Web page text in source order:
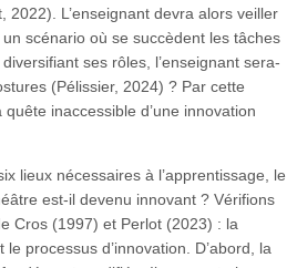
2022). L’enseignant devra alors veiller
scénario où se succèdent les tâches
ses rôles, l’enseignant sera-
(Pélissier, 2024) ? Par cette
inaccessible d’une innovation
lieux nécessaires à l’apprentissage, le
est-il devenu innovant ? Vérifions
Cros (1997) et Perlot (2023) : la
processus d’innovation. D’abord, la